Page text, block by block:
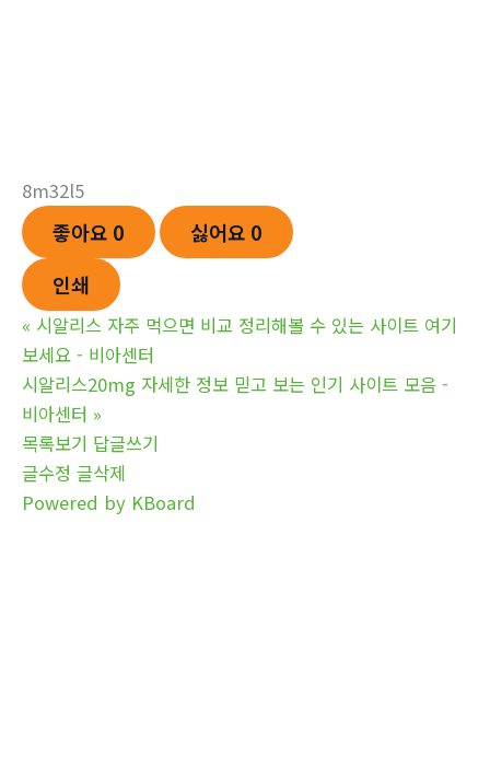
8m32l5
좋아요 0 싫어요 0
인쇄
« 시알리스 자주 먹으면 비교 정리해볼 수 있는 사이트 여기
보세요 - 비아센터
시알리스20mg 자세한 정보 믿고 보는 인기 사이트 모음 -
비아센터 »
목록보기 답글쓰기
글수정 글삭제
Powered by KBoard